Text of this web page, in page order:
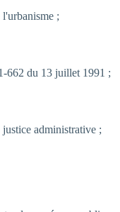
;
662 du 13 juillet 1991 ;
administrative ;